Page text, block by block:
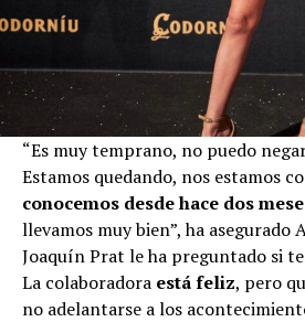
“Es muy temprano, no puedo
Estamos quedando, nos estamos
conocemos desde hace dos
llevamos muy bien”, ha asegurado
Joaquín Prat le ha preguntado si
La colaboradora está feliz, pero
no adelantarse a los